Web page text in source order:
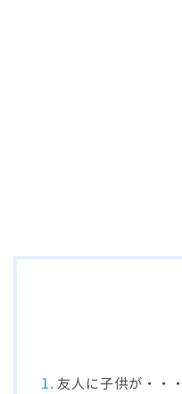
友人に子供が・・・